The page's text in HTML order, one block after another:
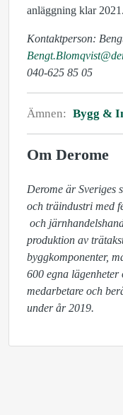
anläggning klar 2021.
Kontaktperson:
040-625 85 05
Ämnen: Bygg &
Om Derome
Derome är Sveriges
och träindustri med
produktion av
byggkomponenter,
600 egna
medarbetare och
under år 2019.